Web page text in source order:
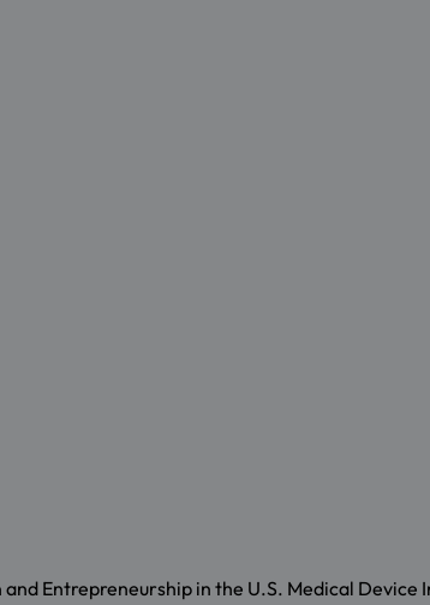
Entrepreneurship in the U.S. Medical Device